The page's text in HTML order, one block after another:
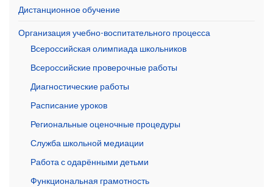
Дистанционное обучение
Организация учебно-воспитательного процесса
Всероссийская олимпиада школьников
Всероссийские проверочные работы
Диагностические работы
Расписание уроков
Региональные оценочные процедуры
Служба школьной медиации
Работа с одарёнными детьми
Функциональная грамотность